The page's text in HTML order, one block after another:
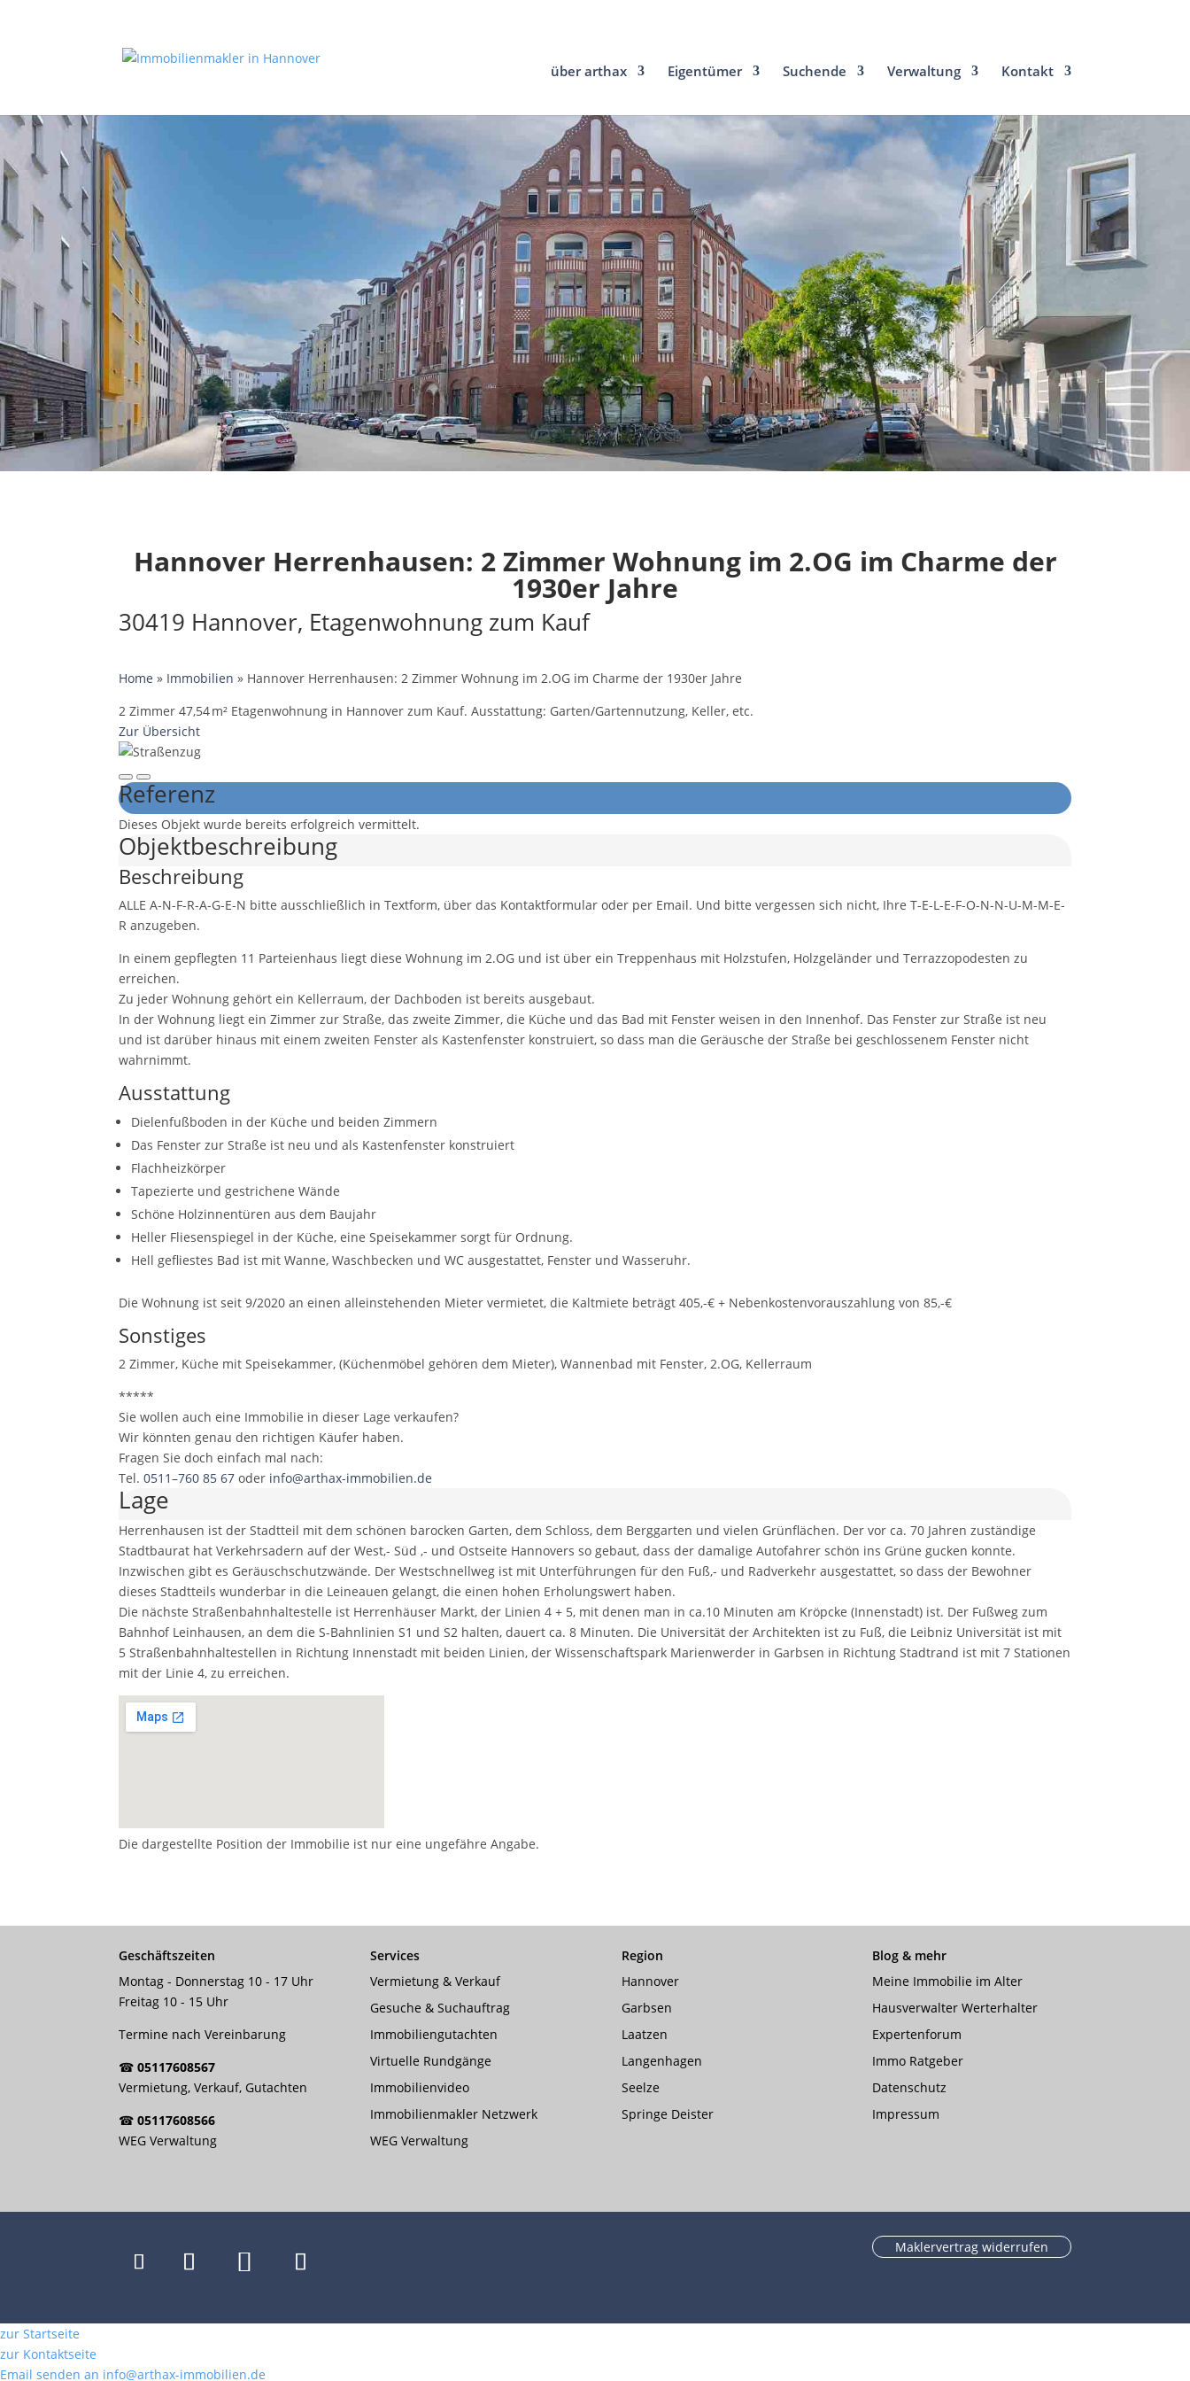
über arthax Eigentümer Suchende Verwaltung Kontakt
Hannover Herrenhausen: 2 Zimmer Wohnung im 2.OG im Charme der
1930er Jahre
30419 Hannover, Etagenwohnung zum Kauf
Home » Immobilien » Hannover Herrenhausen: 2 Zimmer Wohnung im 2.OG im Charme der 1930er Jahre
2 Zimmer 47,54 m² Etagenwohnung in Hannover zum Kauf. Ausstattung: Garten/Gartennutzung, Keller, etc.
Zur Übersicht
Referenz
Dieses Objekt wurde bereits erfolgreich vermittelt.
Objekt­beschreibung
Beschreibung
ALLE A-N-F-R-A-G-E-N bitte ausschließlich in Textform, über das Kontaktformular oder per Email. Und bitte vergessen sich nicht, Ihre T-E-L-E-F-O-N-N-U-M-M-E-
R anzugeben.
In einem gepflegten 11 Parteienhaus liegt diese Wohnung im 2.OG und ist über ein Treppenhaus mit Holzstufen, Holzgeländer und Terrazzopodesten zu
erreichen.
Zu jeder Wohnung gehört ein Kellerraum, der Dachboden ist bereits ausgebaut.
In der Wohnung liegt ein Zimmer zur Straße, das zweite Zimmer, die Küche und das Bad mit Fenster weisen in den Innenhof. Das Fenster zur Straße ist neu
und ist darüber hinaus mit einem zweiten Fenster als Kastenfenster konstruiert, so dass man die Geräusche der Straße bei geschlossenem Fenster nicht
wahrnimmt.
Ausstattung
Dielenfußboden in der Küche und beiden Zimmern
Das Fenster zur Straße ist neu und als Kastenfenster konstruiert
Flachheizkörper
Tapezierte und gestrichene Wände
Schöne Holzinnentüren aus dem Baujahr
Heller Fliesenspiegel in der Küche, eine Speisekammer sorgt für Ordnung.
Hell gefliestes Bad ist mit Wanne, Waschbecken und WC ausgestattet, Fenster und Wasseruhr.
Die Wohnung ist seit 9/2020 an einen alleinstehenden Mieter vermietet, die Kaltmiete beträgt 405,-€ + Nebenkostenvorauszahlung von 85,-€
Sonstiges
2 Zimmer, Küche mit Speisekammer, (Küchenmöbel gehören dem Mieter), Wannenbad mit Fenster, 2.OG, Kellerraum
*****
Sie wollen auch eine Immobilie in dieser Lage verkaufen?
Wir könnten genau den richtigen Käufer haben.
Fragen Sie doch einfach mal nach:
Tel.0511–760 85 67 oder info@arthax-immobilien.de
Lage
Herrenhausen ist der Stadtteil mit dem schönen barocken Garten, dem Schloss, dem Berggarten und vielen Grünflächen. Der vor ca. 70 Jahren zuständige
Stadtbaurat hat Verkehrsadern auf der West,- Süd ,- und Ostseite Hannovers so gebaut, dass der damalige Autofahrer schön ins Grüne gucken konnte.
Inzwischen gibt es Geräuschschutzwände. Der Westschnellweg ist mit Unterführungen für den Fuß,- und Radverkehr ausgestattet, so dass der Bewohner
dieses Stadtteils wunderbar in die Leineauen gelangt, die einen hohen Erholungswert haben.
Die nächste Straßenbahnhaltestelle ist Herrenhäuser Markt, der Linien 4 + 5, mit denen man in ca.10 Minuten am Kröpcke (Innenstadt) ist. Der Fußweg zum
Bahnhof Leinhausen, an dem die S-Bahnlinien S1 und S2 halten, dauert ca. 8 Minuten. Die Universität der Architekten ist zu Fuß, die Leibniz Universität ist mit
5 Straßenbahnhaltestellen in Richtung Innenstadt mit beiden Linien, der Wissenschaftspark Marienwerder in Garbsen in Richtung Stadtrand ist mit 7 Stationen
mit der Linie 4, zu erreichen.
Die dargestellte Position der Immobilie ist nur eine ungefähre Angabe.
Geschäftszeiten
Montag - Donnerstag 10 - 17 Uhr
Freitag 10 - 15 Uhr
Termine nach Vereinbarung
☎05117608567
Vermietung, Verkauf, Gutachten
☎05117608566
WEG Verwaltung
Services
Vermietung & Verkauf
Gesuche & Suchauftrag
Immobiliengutachten
Virtuelle Rundgänge
Immobilienvideo
Immobilienmakler Netzwerk
WEG Verwaltung
Region
Hannover
Garbsen
Laatzen
Langenhagen
Seelze
Springe Deister
Blog & mehr
Meine Immobilie im Alter
Hausverwalter Werterhalter
Expertenforum
Immo Ratgeber
Datenschutz
Impressum
Maklervertrag widerrufen
zur Startseite
zur Kontaktseite
Email senden an info@arthax-immobilien.de